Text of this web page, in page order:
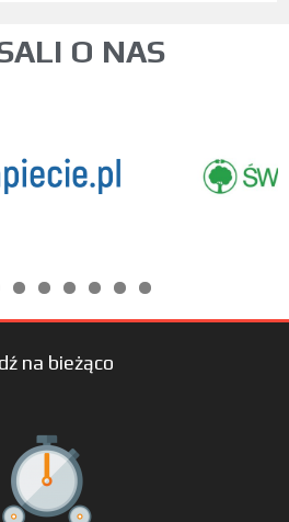
O NAS
na bieżąco